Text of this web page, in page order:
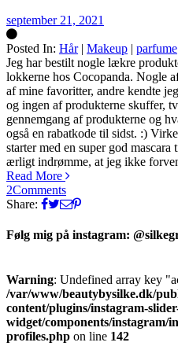
september 21, 2021
Posted In: Hår| Makeup | parfume
Silke
Jeg har bestilt nogle lækre
lokkerne hos Cocopanda. Nogle
af mine favoritter, andre kendte
og ingen af produkterne skuffer,
gennemgang af produkterne og
også en rabatkode til sidst. :)
starter med en super god
ærligt indrømme, at jeg ikke
Read More
2Comments
Share:
Følg mig på instagram:
Warning: Undefined array key
/var/www/beautybysilke.dk/
content/plugins/instagram-
widget/components/instagram/
profiles.php on line 142